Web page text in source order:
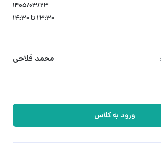
۱۴۰۵/۰۳/۲۳
13:30 تا 14:30
محمد فلاحی
ورود به کلاس